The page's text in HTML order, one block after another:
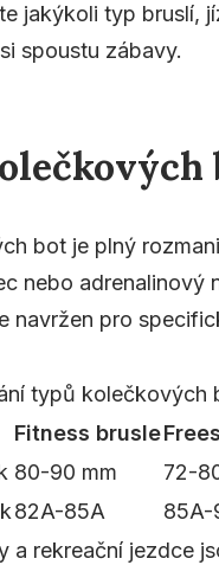
jakýkoli typ bruslí,
spoustu zábavy.
bot je plný
nebo adrenalinový
navržen pro
typů kolečkových
Fitness brusle
80-90 mm
72-
82A-85A
85A-
a rekreační jezdce